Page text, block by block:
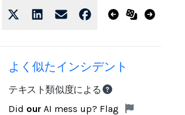
よく似たインシデント
テキスト類似度による
Did our AI mess up? Flag